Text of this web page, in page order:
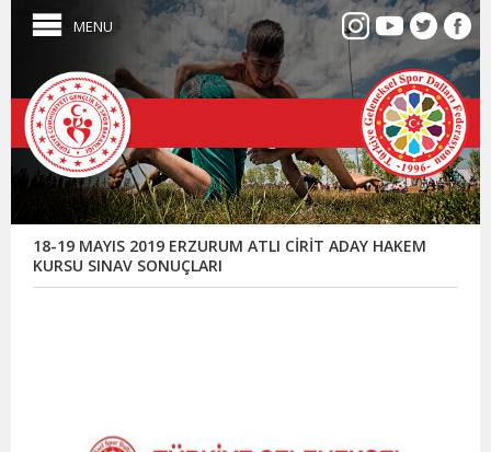
MENU
18-19 MAYIS 2019 ERZURUM ATLI CİRİT ADAY HAKEM
KURSU SINAV SONUÇLARI